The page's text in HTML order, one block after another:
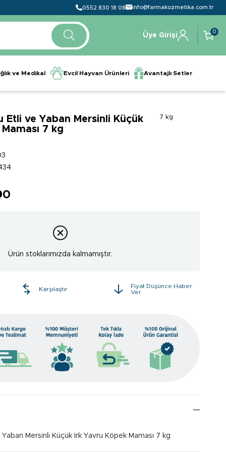
0552 830 18 08 info@farmakozmetika.com.tr
Üye Girişi
0
ve Medikal Evcil Hayvan Ürünleri Avantajlı Setler
7 kg
Etli ve Yaban Mersinli Küçük
7 kg
Ürün stoklarımızda kalmamıştır.
Karşılaştır
Fiyat Düşünce Haber
Ver
Mersinli Küçük Irk Yavru Köpek Maması 7 kg